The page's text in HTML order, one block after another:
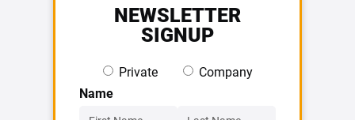
NEWSLETTER
SIGNUP
Private
Company
Name